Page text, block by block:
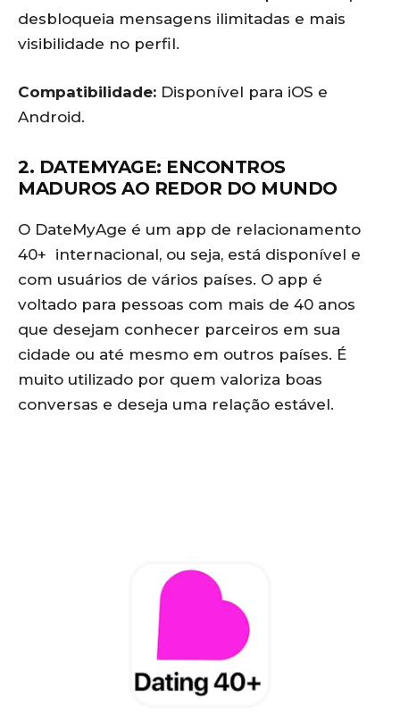
desbloqueia mensagens ilimitadas e mais
visibilidade no perfil.
Compatibilidade: Disponível para iOS e
Android.
2. DATEMYAGE: ENCONTROS
MADUROS AO REDOR DO MUNDO
O DateMyAge é um app de relacionamento
40+ internacional, ou seja, está disponível e
com usuários de vários países. O app é
voltado para pessoas com mais de 40 anos
que desejam conhecer parceiros em sua
cidade ou até mesmo em outros países. É
muito utilizado por quem valoriza boas
conversas e deseja uma relação estável.